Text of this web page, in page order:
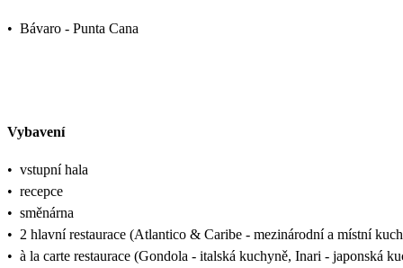
• Bávaro - Punta Cana
Vybavení
• vstupní hala
• recepce
• směnárna
• 2 hlavní restaurace (Atlantico & Caribe - mezinárodní a místní
• à la carte restaurace (Gondola - italská kuchyně, Inari - japonská